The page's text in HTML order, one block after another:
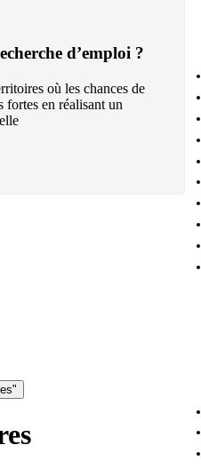
d’emploi ?
où les chances de
en réalisant un